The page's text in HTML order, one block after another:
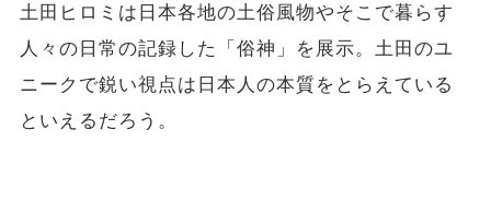
土田ヒロミは日本各地の土俗風物やそこで暮らす
人々の日常の記録した「俗神」を展示。土田のユ
ニークで鋭い視点は日本人の本質をとらえている
といえるだろう。